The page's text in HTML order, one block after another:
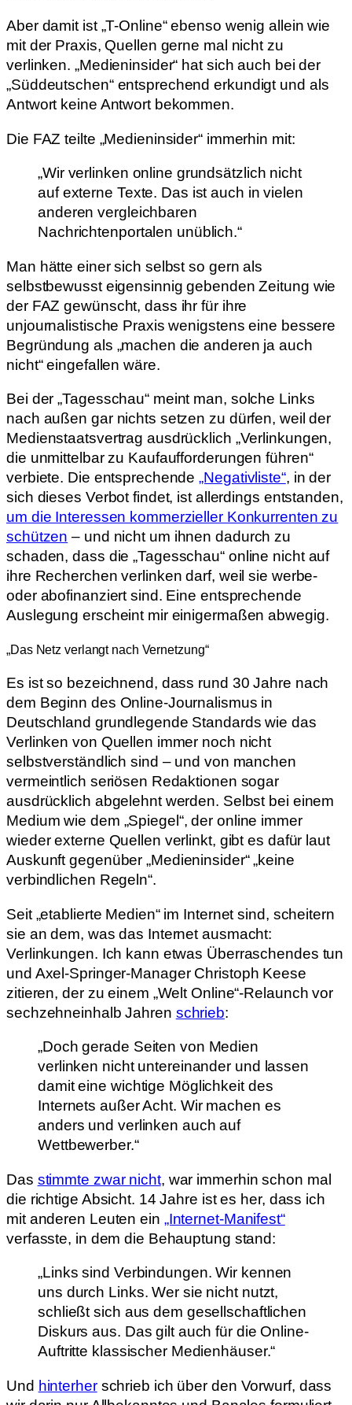
Aber damit ist „T-Online“ ebenso wenig allein wie
mit der Praxis, Quellen gerne mal nicht zu
verlinken. „Medieninsider“ hat sich auch bei der
„Süddeutschen“ entsprechend erkundigt und als
Antwort keine Antwort bekommen.
Die FAZ teilte „Medieninsider“ immerhin mit:
„Wir verlinken online grundsätzlich nicht
auf externe Texte. Das ist auch in vielen
anderen vergleichbaren
Nachrichtenportalen unüblich.“
Man hätte einer sich selbst so gern als
selbstbewusst eigensinnig gebenden Zeitung wie
der FAZ gewünscht, dass ihr für ihre
unjournalistische Praxis wenigstens eine bessere
Begründung als „machen die anderen ja auch
nicht“ eingefallen wäre.
Bei der „Tagesschau“ meint man, solche Links
nach außen gar nichts setzen zu dürfen, weil der
Medienstaatsvertrag ausdrücklich „Verlinkungen,
die unmittelbar zu Kaufaufforderungen führen“
verbiete. Die entsprechende„Negativliste“, in der
sich dieses Verbot findet, ist allerdings entstanden,
um die Interessen kommerzieller Konkurrenten zu
schützen – und nicht um ihnen dadurch zu
schaden, dass die „Tagesschau“ online nicht auf
ihre Recherchen verlinken darf, weil sie werbe-
oder abofinanziert sind. Eine entsprechende
Auslegung erscheint mir einigermaßen abwegig.
„Das Netz verlangt nach Vernetzung“
Es ist so bezeichnend, dass rund 30 Jahre nach
dem Beginn des Online-Journalismus in
Deutschland grundlegende Standards wie das
Verlinken von Quellen immer noch nicht
selbstverständlich sind – und von manchen
vermeintlich seriösen Redaktionen sogar
ausdrücklich abgelehnt werden. Selbst bei einem
Medium wie dem „Spiegel“, der online immer
wieder externe Quellen verlinkt, gibt es dafür laut
Auskunft gegenüber „Medieninsider“ „keine
verbindlichen Regeln“.
Seit „etablierte Medien“ im Internet sind, scheitern
sie an dem, was das Internet ausmacht:
Verlinkungen. Ich kann etwas Überraschendes tun
und Axel-Springer-Manager Christoph Keese
zitieren, der zu einem „Welt Online“-Relaunch vor
sechzehneinhalb Jahren schrieb:
„Doch gerade Seiten von Medien
verlinken nicht untereinander und lassen
damit eine wichtige Möglichkeit des
Internets außer Acht. Wir machen es
anders und verlinken auch auf
Wettbewerber.“
Das stimmte zwar nicht, war immerhin schon mal
die richtige Absicht. 14 Jahre ist es her, dass ich
mit anderen Leuten ein „Internet-Manifest“
verfasste, in dem die Behauptung stand:
„Links sind Verbindungen. Wir kennen
uns durch Links. Wer sie nicht nutzt,
schließt sich aus dem gesellschaftlichen
Diskurs aus. Das gilt auch für die Online-
Auftritte klassischer Medienhäuser.“
Und hinterherschrieb ich über den Vorwurf, dass